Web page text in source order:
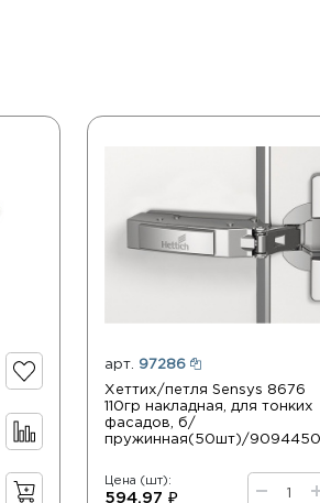
арт. 97286
Хеттих/петля Sensys 8676
110гр накладная, для тонких
фасадов, б/
пружинная(50шт)/9094450
Цена (шт):
594.97 ₽